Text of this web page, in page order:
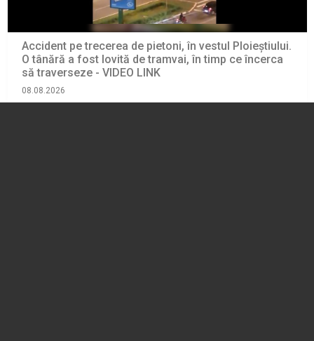
Accident pe trecerea de pietoni, în vestul Ploieștiului.
O tânără a fost lovită de tramvai, în timp ce încerca
să traverseze - VIDEO LINK
08.08.2026